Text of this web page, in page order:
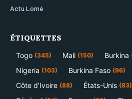
Actu Lomé
ÉTIQUETTES
Togo (345) Mali (150) Burkina
Nigeria (103) Burkina Faso (96)
Côte d’Ivoire (88) États-Unis (83)